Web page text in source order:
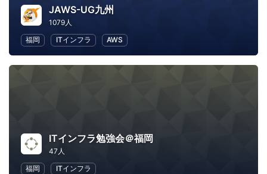
JAWS-UG九州
1079人
福岡
ITインフラ AWS
ITインフラ勉強会＠福岡
47人
福岡
ITインフラ